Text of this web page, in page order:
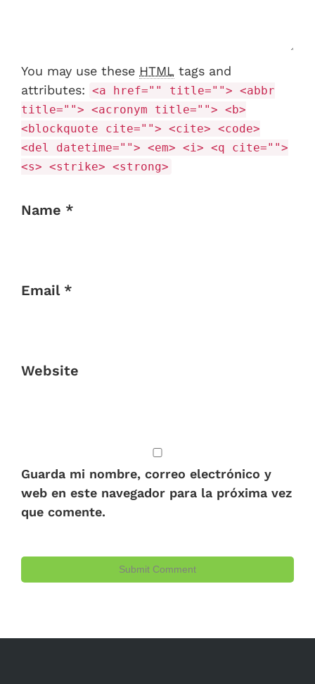
You may use these HTML tags and
attributes: <a href="" title=""> <abbr
title=""> <acronym title=""> <b>
<blockquote cite=""> <cite> <code>
<del datetime=""> <em> <i> <q cite="">
<s> <strike> <strong>
Name *
Email *
Website
Guarda mi nombre, correo electrónico y
web en este navegador para la próxima vez
que comente.